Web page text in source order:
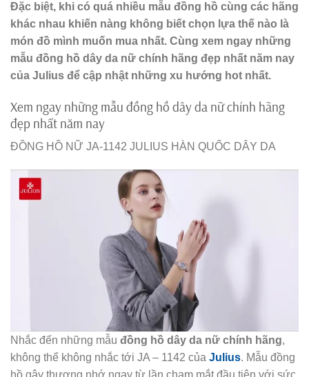
Đặc biệt, khi có quá nhiều mẫu đồng hồ cùng các hãng
khác nhau khiến nàng không biết chọn lựa thế nào là
món đồ mình muốn mua nhất. Cùng xem ngay những
mẫu đồng hồ dây da nữ chính hãng đẹp nhất năm nay
của Julius để cập nhật những xu hướng hot nhất.
Xem ngay những mẫu đồng hồ dây da nữ chính hãng
đẹp nhất năm nay
ĐỒNG HỒ NỮ JA-1142 JULIUS HÀN QUỐC DÂY DA
Nhắc đến những mẫu đồng hồ dây da nữ chính hãng,
không thể không nhắc tới JA – 1142 của Julius. Mẫu đồng